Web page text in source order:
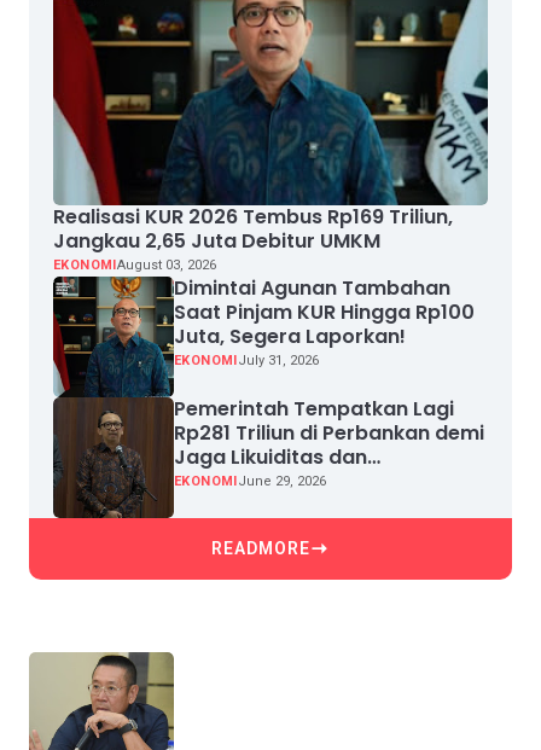
Realisasi KUR 2026 Tembus Rp169 Triliun,
Jangkau 2,65 Juta Debitur UMKM
EKONOMIAugust 03, 2026
Dimintai Agunan Tambahan
Saat Pinjam KUR Hingga Rp100
Juta, Segera Laporkan!
EKONOMIJuly 31, 2026
Pemerintah Tempatkan Lagi
Rp281 Triliun di Perbankan demi
Jaga Likuiditas dan
Pertumbuhan Kredit
EKONOMIJune 29, 2026
READMORE